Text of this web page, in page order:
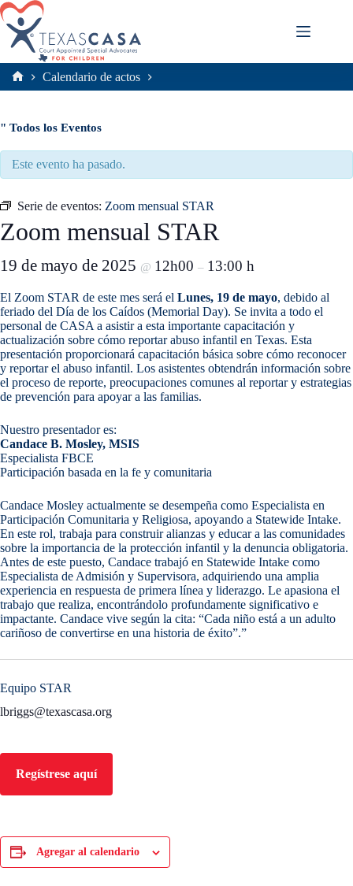
Saltar
al
contenido
Inicio
Calendario de actos
" Todos los Eventos
Este evento ha pasado.
Serie de eventos: Zoom mensual STAR
Zoom mensual STAR
19 de mayo de 2025 @ 12h00 – 13:00 h
El Zoom STAR de este mes será el Lunes, 19 de mayo, debido al
feriado del Día de los Caídos (Memorial Day). Se invita a todo el
personal de CASA a asistir a esta importante capacitación y
actualización sobre cómo reportar abuso infantil en Texas. Esta
presentación proporcionará capacitación básica sobre cómo reconocer
y reportar el abuso infantil. Los asistentes obtendrán información sobre
el proceso de reporte, preocupaciones comunes al reportar y estrategias
de prevención para apoyar a las familias.
Nuestro presentador es:
Candace B. Mosley, MSIS
Especialista FBCE
Participación basada en la fe y comunitaria
Candace Mosley actualmente se desempeña como Especialista en
Participación Comunitaria y Religiosa, apoyando a Statewide Intake.
En este rol, trabaja para construir alianzas y educar a las comunidades
sobre la importancia de la protección infantil y la denuncia obligatoria.
Antes de este puesto, Candace trabajó en Statewide Intake como
Especialista de Admisión y Supervisora, adquiriendo una amplia
experiencia en respuesta de primera línea y liderazgo. Le apasiona el
trabajo que realiza, encontrándolo profundamente significativo e
impactante. Candace vive según la cita: “Cada niño está a un adulto
cariñoso de convertirse en una historia de éxito”.”
Equipo STAR
lbriggs@texascasa.org
Regístrese aquí
Agregar al calendario